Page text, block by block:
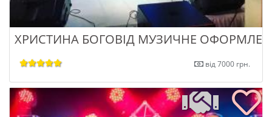
ХРИСТИНА БОГОВІД МУЗИЧНЕ
від 7000 грн.